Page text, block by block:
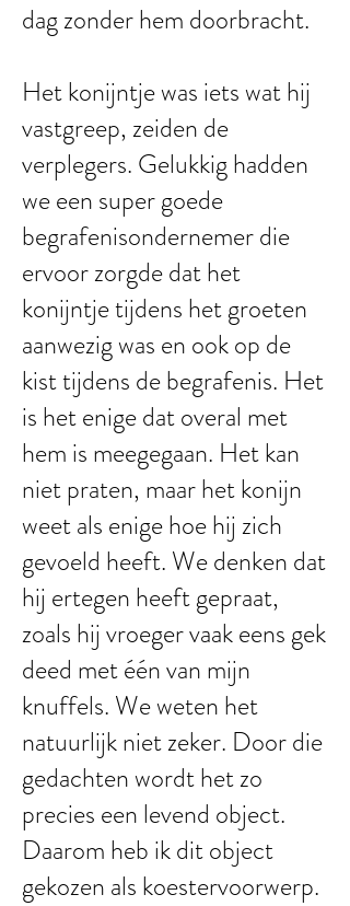
dag zonder hem doorbracht.
Het konijntje was iets wat hij
vastgreep, zeiden de
verplegers. Gelukkig hadden
we een super goede
begrafenisondernemer die
ervoor zorgde dat het
konijntje tijdens het groeten
aanwezig was en ook op de
kist tijdens de begrafenis. Het
is het enige dat overal met
hem is meegegaan. Het kan
niet praten, maar het konijn
weet als enige hoe hij zich
gevoeld heeft. We denken dat
hij ertegen heeft gepraat,
zoals hij vroeger vaak eens gek
deed met één van mijn
knuffels. We weten het
natuurlijk niet zeker. Door die
gedachten wordt het zo
precies een levend object.
Daarom heb ik dit object
gekozen als koestervoorwerp.